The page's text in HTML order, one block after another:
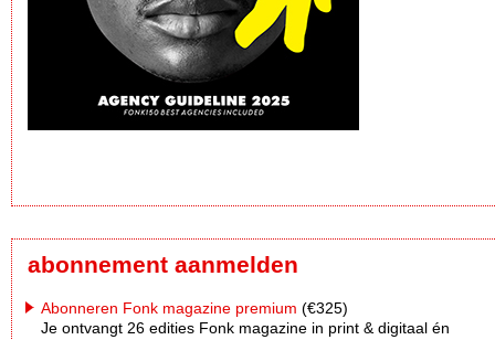
abonnement aanmelden
Abonneren Fonk magazine premium (€325)
Je ontvangt 26 edities Fonk magazine in print & digitaal én